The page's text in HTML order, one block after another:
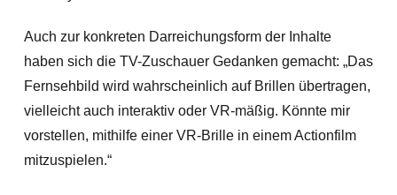
Auch zur konkreten Darreichungsform der Inhalte
haben sich die TV-Zuschauer Gedanken gemacht: „Das
Fernsehbild wird wahrscheinlich auf Brillen übertragen,
vielleicht auch interaktiv oder VR-mäßig. Könnte mir
vorstellen, mithilfe einer VR-Brille in einem Actionfilm
mitzuspielen.“